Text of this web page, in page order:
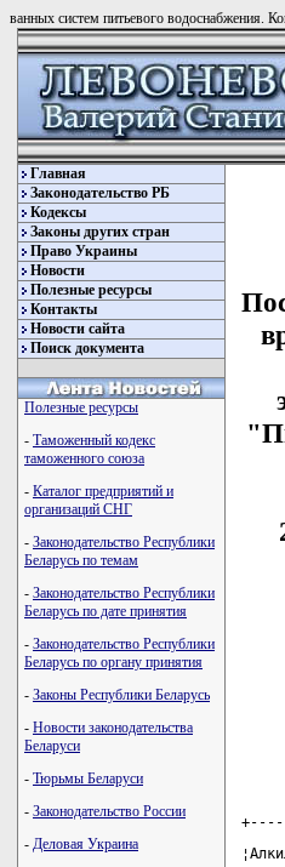
ванных систем питьевого водоснабжения.
Главная
Законодательство РБ
Кодексы
Законы других стран
Право Украины
Новости
Полезные ресурсы
Контакты
Новости сайта
Поиск документа
Полезные ресурсы
- Таможенный кодекс
таможенного союза
- Каталог предприятий и
организаций СНГ
- Законодательство Республики
Беларусь по темам
- Законодательство Республики
Беларусь по дате принятия
- Законодательство Республики
Беларусь по органу принятия
- Законы Республики Беларусь
- Новости законодательства
Беларуси
- Тюрьмы Беларуси
- Законодательство России
- Деловая Украина